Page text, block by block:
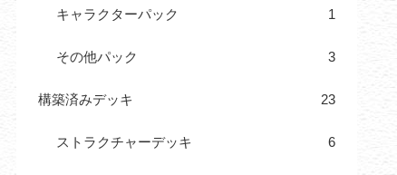
キャラクターパック 1
その他パック 3
構築済みデッキ 23
ストラクチャーデッキ 6